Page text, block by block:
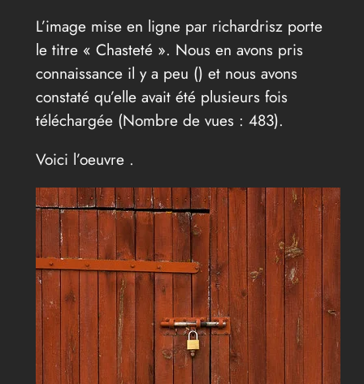
L’image mise en ligne par richardrisz porte
le titre « Chasteté ». Nous en avons pris
connaissance il y a peu () et nous avons
constaté qu’elle avait été plusieurs fois
téléchargée (Nombre de vues : 483).
Voici l’oeuvre .